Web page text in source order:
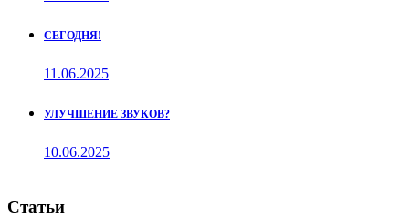
СЕГОДНЯ!
11.06.2025
УЛУЧШЕНИЕ ЗВУКОВ?
10.06.2025
Статьи